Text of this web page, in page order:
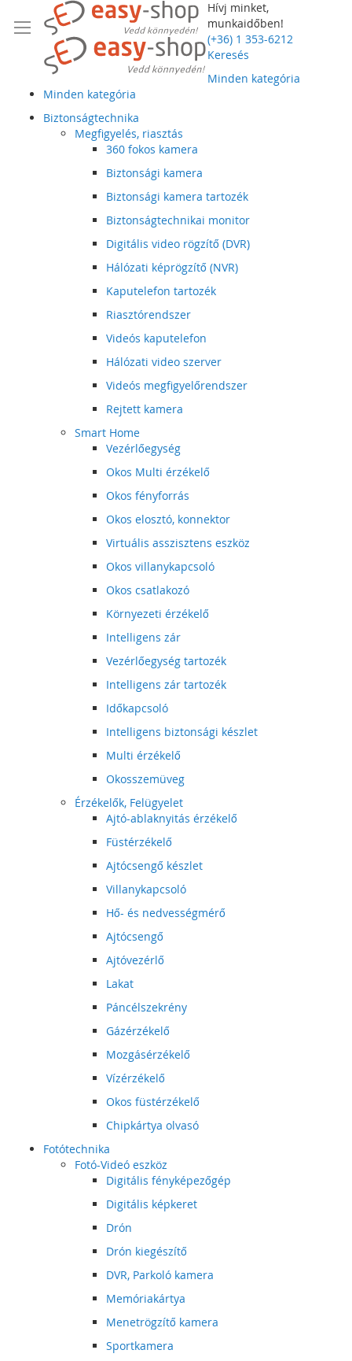
Hívj minket,
munkaidőben!
(+36) 1 353-6212
Keresés
Minden kategória
Minden kategória
Biztonságtechnika
Megfigyelés, riasztás
360 fokos kamera
Biztonsági kamera
Biztonsági kamera tartozék
Biztonságtechnikai monitor
Digitális video rögzítő (DVR)
Hálózati képrögzítő (NVR)
Kaputelefon tartozék
Riasztórendszer
Videós kaputelefon
Hálózati video szerver
Videós megfigyelőrendszer
Rejtett kamera
Smart Home
Vezérlőegység
Okos Multi érzékelő
Okos fényforrás
Okos elosztó, konnektor
Virtuális asszisztens eszköz
Okos villanykapcsoló
Okos csatlakozó
Környezeti érzékelő
Intelligens zár
Vezérlőegység tartozék
Intelligens zár tartozék
Időkapcsoló
Intelligens biztonsági készlet
Multi érzékelő
Okosszemüveg
Érzékelők, Felügyelet
Ajtó-ablaknyitás érzékelő
Füstérzékelő
Ajtócsengő készlet
Villanykapcsoló
Hő- és nedvességmérő
Ajtócsengő
Ajtóvezérlő
Lakat
Páncélszekrény
Gázérzékelő
Mozgásérzékelő
Vízérzékelő
Okos füstérzékelő
Chipkártya olvasó
Fotótechnika
Fotó-Videó eszköz
Digitális fényképezőgép
Digitális képkeret
Drón
Drón kiegészítő
DVR, Parkoló kamera
Memóriakártya
Menetrögzítő kamera
Sportkamera